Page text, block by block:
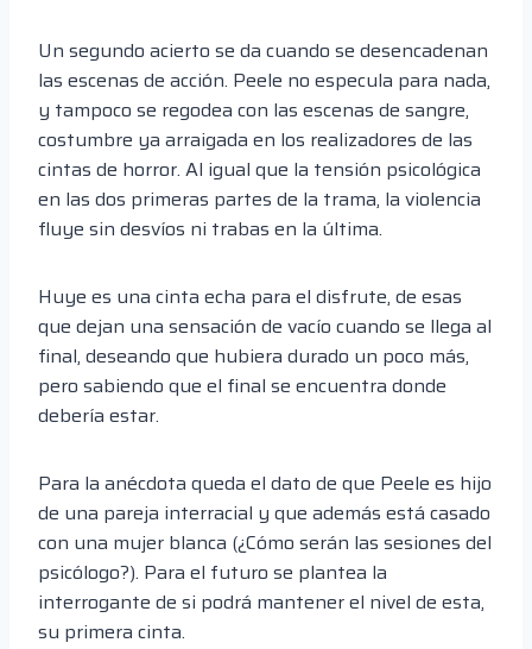
Un segundo acierto se da cuando se desencadenan
las escenas de acción. Peele no especula para nada,
y tampoco se regodea con las escenas de sangre,
costumbre ya arraigada en los realizadores de las
cintas de horror. Al igual que la tensión psicológica
en las dos primeras partes de la trama, la violencia
fluye sin desvíos ni trabas en la última.
Huye es una cinta echa para el disfrute, de esas
que dejan una sensación de vacío cuando se llega al
final, deseando que hubiera durado un poco más,
pero sabiendo que el final se encuentra donde
debería estar.
Para la anécdota queda el dato de que Peele es hijo
de una pareja interracial y que además está casado
con una mujer blanca (¿Cómo serán las sesiones del
psicólogo?). Para el futuro se plantea la
interrogante de si podrá mantener el nivel de esta,
su primera cinta.